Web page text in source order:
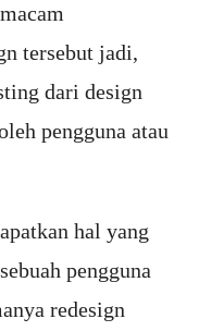
tersebut jadi,
dari design
pengguna atau
hal yang
pengguna
redesign